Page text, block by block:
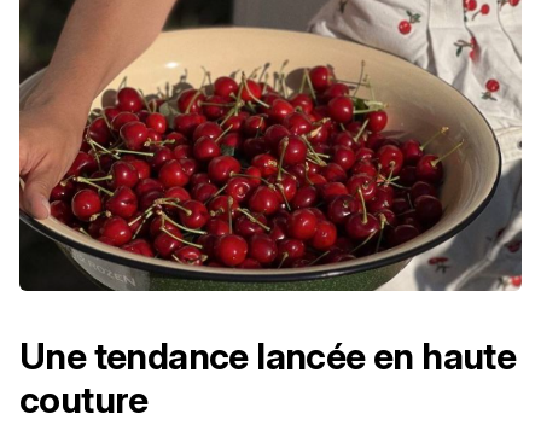
Une tendance lancée en haute
couture